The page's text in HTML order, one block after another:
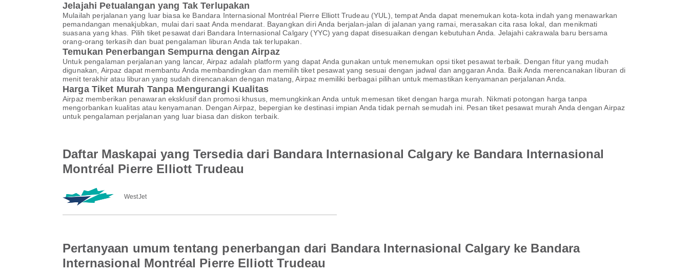
Jelajahi Petualangan yang Tak Terlupakan
Mulailah perjalanan yang luar biasa ke Bandara Internasional Montréal Pierre Elliott Trudeau (YUL), tempat Anda dapat menemukan kota-kota indah yang menawarkan
pemandangan menakjubkan, mulai dari saat Anda mendarat. Bayangkan diri Anda berjalan-jalan di jalanan yang ramai, merasakan cita rasa lokal, dan menikmati
suasana yang khas. Pilih tiket pesawat dari Bandara Internasional Calgary (YYC) yang dapat disesuaikan dengan kebutuhan Anda. Jelajahi cakrawala baru bersama
orang-orang terkasih dan buat pengalaman liburan Anda tak terlupakan.
Temukan Penerbangan Sempurna dengan Airpaz
Untuk pengalaman perjalanan yang lancar, Airpaz adalah platform yang dapat Anda gunakan untuk menemukan opsi tiket pesawat terbaik. Dengan fitur yang mudah
digunakan, Airpaz dapat membantu Anda membandingkan dan memilih tiket pesawat yang sesuai dengan jadwal dan anggaran Anda. Baik Anda merencanakan liburan di
menit terakhir atau liburan yang sudah direncanakan dengan matang, Airpaz memiliki berbagai pilihan untuk memastikan kenyamanan perjalanan Anda.
Harga Tiket Murah Tanpa Mengurangi Kualitas
Airpaz memberikan penawaran eksklusif dan promosi khusus, memungkinkan Anda untuk memesan tiket dengan harga murah. Nikmati potongan harga tanpa
mengorbankan kualitas atau kenyamanan. Dengan Airpaz, bepergian ke destinasi impian Anda tidak pernah semudah ini. Pesan tiket pesawat murah Anda dengan Airpaz
untuk pengalaman perjalanan yang luar biasa dan diskon terbaik.
Daftar Maskapai yang Tersedia dari Bandara Internasional Calgary ke Bandara Internasional
Montréal Pierre Elliott Trudeau
WestJet
Pertanyaan umum tentang penerbangan dari Bandara Internasional Calgary ke Bandara
Internasional Montréal Pierre Elliott Trudeau